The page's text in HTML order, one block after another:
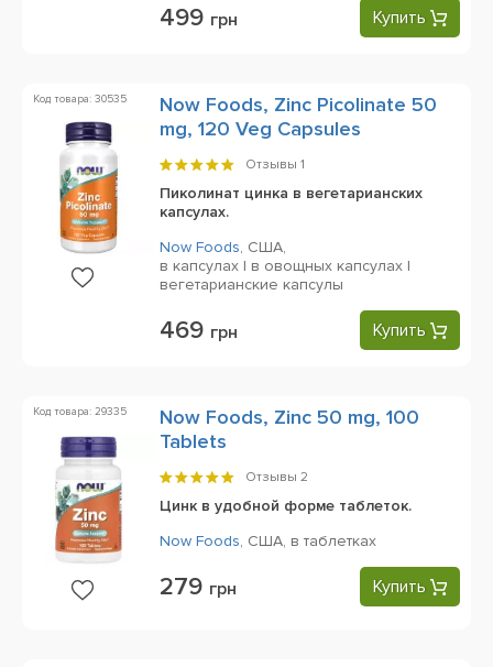
499 грн Купить
Код товара: 30535
Now Foods, Zinc Picolinate 50
mg, 120 Veg Capsules
Отзывы 1
Пиколинат цинка в вегетарианских
капсулах.
Now Foods, США,
в капсулах | в овощных капсулах |
вегетарианские капсулы
469 грн Купить
Код товара: 29335
Now Foods, Zinc 50 mg, 100
Tablets
Отзывы 2
Цинк в удобной форме таблеток.
Now Foods, США, в таблетках
279 грн Купить